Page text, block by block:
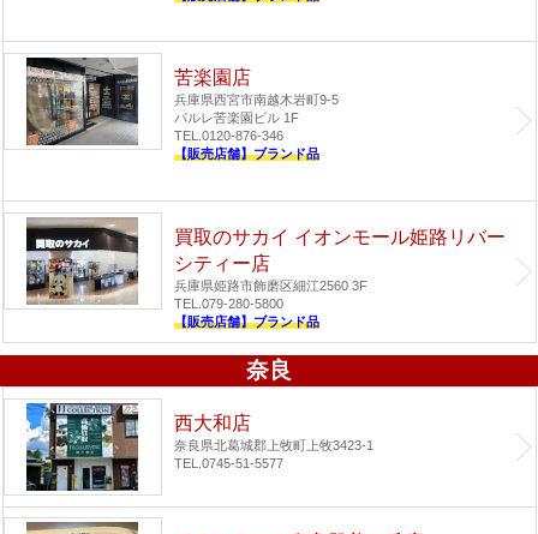
苦楽園店
兵庫県西宮市南越木岩町9-5
パルレ苦楽園ビル 1F
TEL.0120-876-346
【販売店舗】ブランド品
買取のサカイ イオンモール姫路リバー
シティー店
兵庫県姫路市飾磨区細江2560 3F
TEL.079-280-5800
【販売店舗】ブランド品
奈良
西大和店
奈良県北葛城郡上牧町上牧3423-1
TEL.0745-51-5577